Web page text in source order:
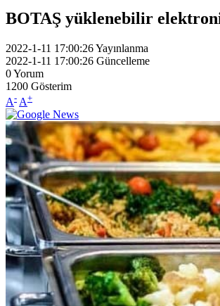
BOTAŞ yüklenebilir
2022-1-11 17:00:26Yayınlanma
2022-1-11 17:00:26 Güncelleme
0Yorum
1200 Gösterim
A- A+